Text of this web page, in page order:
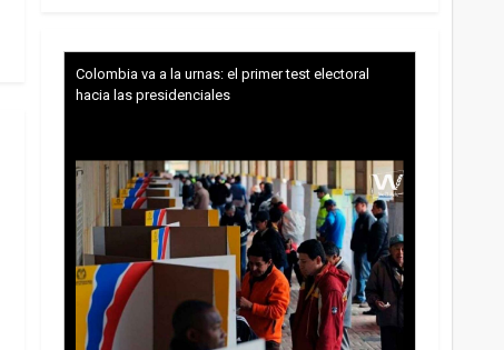
Colombia va a la urnas: el primer test electoral
hacia las presidenciales